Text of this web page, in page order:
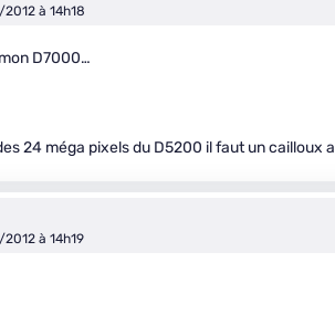
à 14h18
D7000…
24 méga pixels du D5200 il faut un cailloux
à 14h19